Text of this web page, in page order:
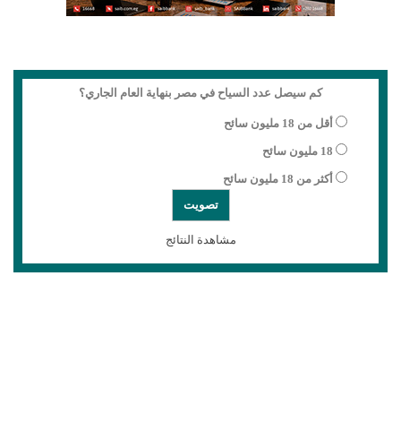
كم سيصل عدد السياح في مصر بنهاية العام الجاري؟
أقل من 18 مليون سائح
18 مليون سائح
أكثر من 18 مليون سائح
مشاهدة النتائج